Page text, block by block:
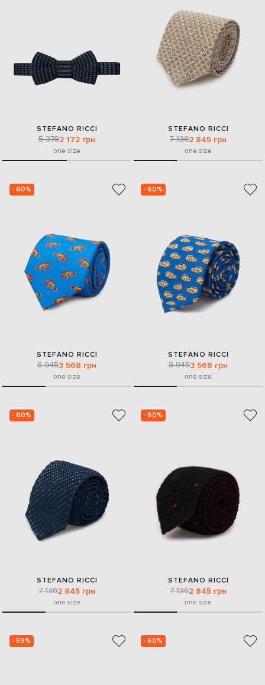
STEFANO RICCI
5 3782 172 грн
one size
STEFANO RICCI
7 1362 845 грн
one size
- 60%
STEFANO RICCI
8 9453 568 грн
one size
- 60%
STEFANO RICCI
8 9453 568 грн
one size
- 60%
STEFANO RICCI
7 1362 845 грн
one size
- 60%
STEFANO RICCI
7 1362 845 грн
one size
- 59% - 60%